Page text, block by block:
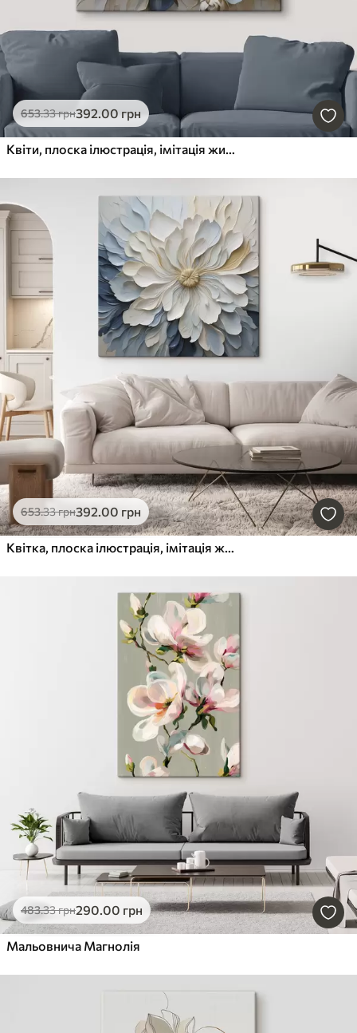
653.33грн392.00 грн
Квіти, плоска ілюстрація, імітація живопису
653.33грн392.00 грн
Квітка, плоска ілюстрація, імітація живопису
483.33грн290.00 грн
Мальовнича Магнолія